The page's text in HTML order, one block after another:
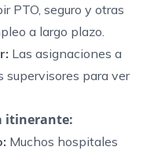
PTO, seguro y otras
a largo plazo.
Las asignaciones a
supervisores para ver
itinerante:
Muchos hospitales